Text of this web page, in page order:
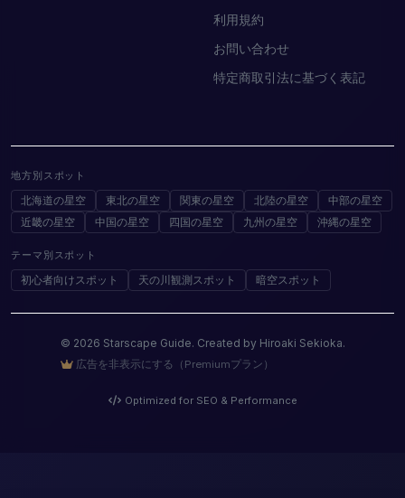
利用規約
お問い合わせ
特定商取引法に基づく表記
地方別スポット
北海道の星空 東北の星空 関東の星空 北陸の星空
中部の星空
近畿の星空
中国の星空 四国の星空 九州の星空 沖縄の星空
テーマ別スポット
初心者向けスポット 天の川観測スポット 暗空スポット
© 2026 Starscape Guide. Created by Hiroaki Sekioka.
広告を非表示にする（Premiumプラン）
Optimized for SEO & Performance